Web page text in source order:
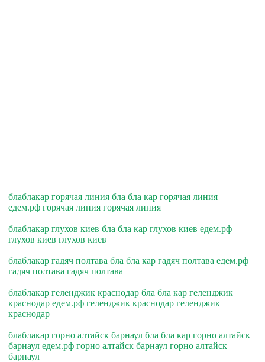
блаблакар горячая линия бла бла кар горячая линия
едем.рф горячая линия горячая линия
блаблакар глухов киев бла бла кар глухов киев едем.рф
глухов киев глухов киев
блаблакар гадяч полтава бла бла кар гадяч полтава едем.рф
гадяч полтава гадяч полтава
блаблакар геленджик краснодар бла бла кар геленджик
краснодар едем.рф геленджик краснодар геленджик
краснодар
блаблакар горно алтайск барнаул бла бла кар горно алтайск
барнаул едем.рф горно алтайск барнаул горно алтайск
барнаул